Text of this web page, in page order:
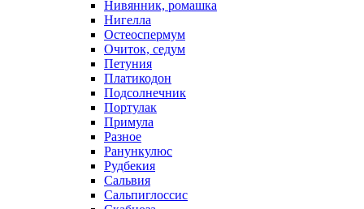
Нивянник, ромашка
Нигелла
Остеоспермум
Очиток, седум
Петуния
Платикодон
Подсолнечник
Портулак
Примула
Разное
Ранункулюс
Рудбекия
Сальвия
Сальпиглоссис